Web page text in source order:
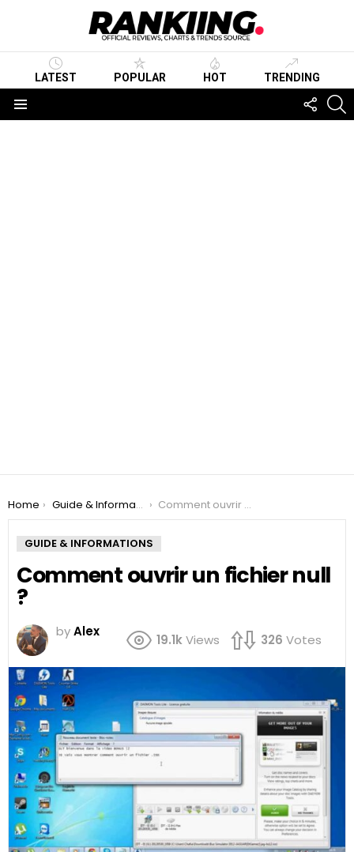
LATEST POPULAR HOT TRENDING
US
You are here:
Home Guide & Informations Comment ouvrir un fichier null ?
GUIDE & INFORMATIONS
Comment ouvrir un fichier null
?
byAlex
19.1kViews 326 Votes